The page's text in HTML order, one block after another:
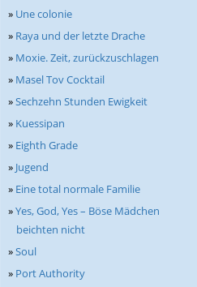
» Une colonie
» Raya und der letzte Drache
» Moxie. Zeit, zurückzuschlagen
» Masel Tov Cocktail
»Sechzehn Stunden Ewigkeit
» Kuessipan
» Eighth Grade
» Jugend
» Eine total normale Familie
»Yes, God, Yes – Böse Mädchen
beichten nicht
»Soul
» Port Authority